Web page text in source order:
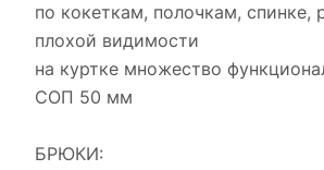
по кокеткам, полочкам,
плохой видимости
на куртке множество
СОП 50 мм
БРЮКИ: